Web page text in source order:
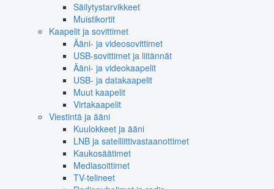
Säilytystarvikkeet
Muistikortit
Kaapelit ja sovittimet
Ääni- ja videosovittimet
USB-sovittimet ja liitännät
Ääni- ja videokaapelit
USB- ja datakaapelit
Muut kaapelit
Virtakaapelit
Viestintä ja ääni
Kuulokkeet ja ääni
LNB ja satelliittivastaanottimet
Kaukosäätimet
Mediasoittimet
TV-telineet